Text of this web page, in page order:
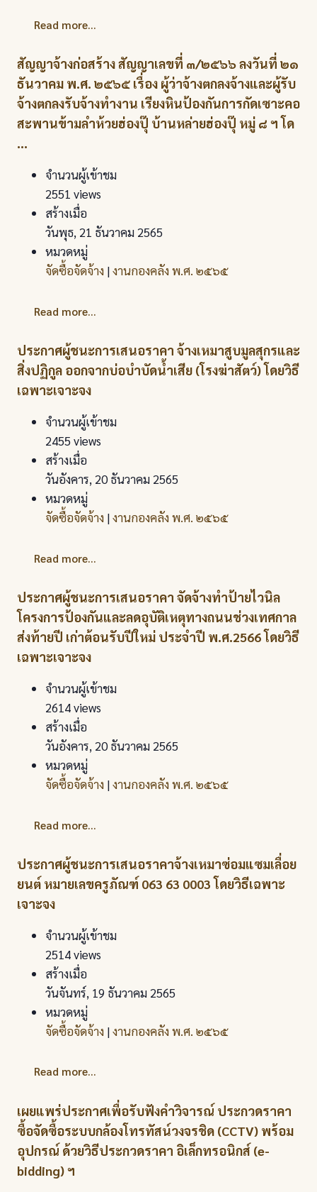
Read more...
สัญญาจ้างก่อสร้าง สัญญาเลขที่ ๓/๒๕๖๖ ลงวันที่ ๒๑
ธันวาคม พ.ศ. ๒๕๖๕ เรื่อง ผู้ว่าจ้างตกลงจ้างและผู้รับ
จ้างตกลงรับจ้างทำงาน เรียงหินป้องกันการกัดเซาะคอ
สะพานข้ามลำห้วยฮ่องปุ๊ บ้านหล่ายฮ่องปุ๊ หมู่ ๘ ฯ โด
...
จำนวนผู้เข้าชม
2551 views
สร้างเมื่อ
วันพุธ, 21 ธันวาคม 2565
หมวดหมู่
จัดซื้อจัดจ้าง |งานกองคลัง พ.ศ. ๒๕๖๕
Read more...
ประกาศผู้ชนะการเสนอราคา จ้างเหมาสูบมูลสุกรและ
สิ่งปฏิกูล ออกจากบ่อบำบัดน้ำเสีย (โรงฆ่าสัตว์) โดยวิธี
เฉพาะเจาะจง
จำนวนผู้เข้าชม
2455 views
สร้างเมื่อ
วันอังคาร, 20 ธันวาคม 2565
หมวดหมู่
จัดซื้อจัดจ้าง |งานกองคลัง พ.ศ. ๒๕๖๕
Read more...
ประกาศผู้ชนะการเสนอราคา จัดจ้างทำป้ายไวนิล
โครงการป้องกันและลดอุบัติเหตุทางถนนช่วงเทศกาล
ส่งท้ายปี เก่าต้อนรับปีใหม่ ประจำปี พ.ศ.2566 โดยวิธี
เฉพาะเจาะจง
จำนวนผู้เข้าชม
2614 views
สร้างเมื่อ
วันอังคาร, 20 ธันวาคม 2565
หมวดหมู่
จัดซื้อจัดจ้าง |งานกองคลัง พ.ศ. ๒๕๖๕
Read more...
ประกาศผู้ชนะการเสนอราคาจ้างเหมาซ่อมแซมเลื่อย
ยนต์ หมายเลขครูภัณฑ์ 063 63 0003 โดยวิธีเฉพาะ
เจาะจง
จำนวนผู้เข้าชม
2514 views
สร้างเมื่อ
วันจันทร์, 19 ธันวาคม 2565
หมวดหมู่
จัดซื้อจัดจ้าง |งานกองคลัง พ.ศ. ๒๕๖๕
Read more...
เผยแพร่ประกาศเพื่อรับฟังคำวิจารณ์ ประกวดราคา
ซื้อจัดซื้อระบบกล้องโทรทัสน์วงจรชิด (CCTV) พร้อม
อุปกรณ์ ด้วยวิธีประกวดราคา อิเล็กทรอนิกส์ (e-
bidding) ฯ